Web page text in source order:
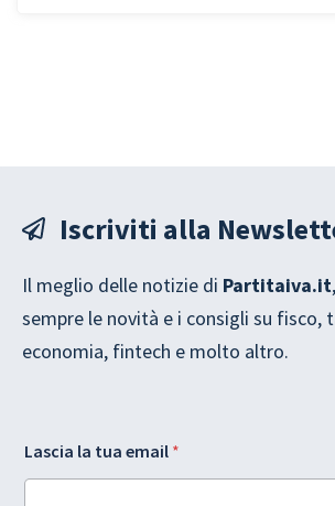
Iscriviti alla
Il meglio delle notizie di Partitaiva.it
sempre le novità e i consigli su fisco,
economia, fintech e molto altro.
c
c
Lascia la tua email *